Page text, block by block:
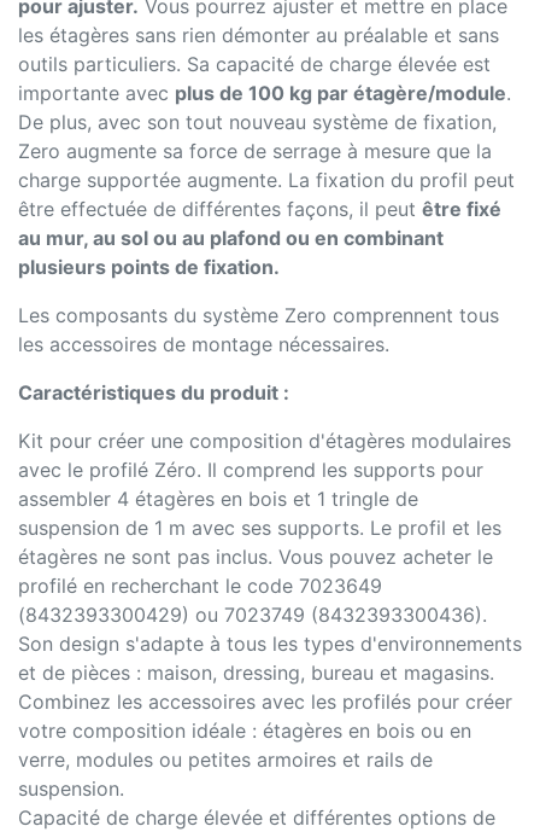
pour ajuster. Vous pourrez ajuster et mettre en place
les étagères sans rien démonter au préalable et sans
outils particuliers. Sa capacité de charge élevée est
importante avec plus de 100 kg par étagère/module.
De plus, avec son tout nouveau système de fixation,
Zero augmente sa force de serrage à mesure que la
charge supportée augmente. La fixation du profil peut
être effectuée de différentes façons, il peut être fixé
au mur, au sol ou au plafond ou en combinant
plusieurs points de fixation.
Les composants du système Zero comprennent tous
les accessoires de montage nécessaires.
Caractéristiques du produit :
Kit pour créer une composition d'étagères modulaires
avec le profilé Zéro. Il comprend les supports pour
assembler 4 étagères en bois et 1 tringle de
suspension de 1 m avec ses supports. Le profil et les
étagères ne sont pas inclus. Vous pouvez acheter le
profilé en recherchant le code 7023649
(8432393300429) ou 7023749 (8432393300436).
Son design s'adapte à tous les types d'environnements
et de pièces : maison, dressing, bureau et magasins.
Combinez les accessoires avec les profilés pour créer
votre composition idéale : étagères en bois ou en
verre, modules ou petites armoires et rails de
suspension.
Capacité de charge élevée et différentes options de